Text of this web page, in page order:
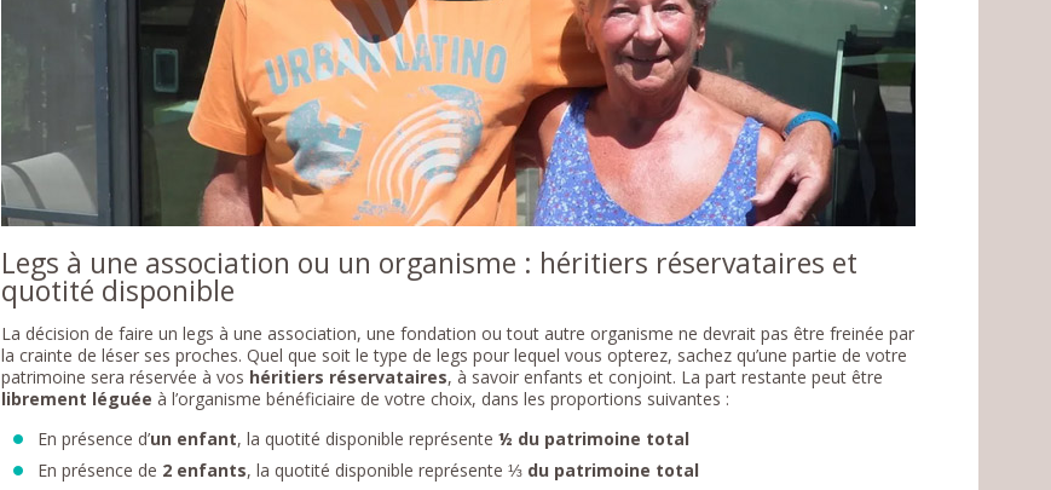
Legs à une association ou un organisme : héritiers réservataires et
quotité disponible
La décision de faire un legs à une association, une fondation ou tout autre organisme ne devrait pas être freinée par
la crainte de léser ses proches. Quel que soit le type de legs pour lequel vous opterez, sachez qu’une partie de votre
patrimoine sera réservée à vos héritiers réservataires, à savoir enfants et conjoint. La part restante peut être
librement léguée à l’organisme bénéficiaire de votre choix, dans les proportions suivantes :
En présence d’un enfant, la quotité disponible représente½ du patrimoine total
En présence de 2 enfants, la quotité disponible représente ⅓ du patrimoine total